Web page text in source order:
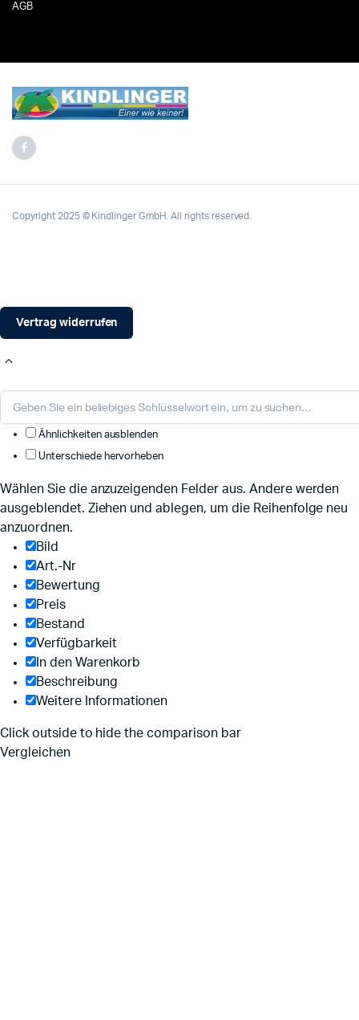
AGB
Copyright 2025 © Kindlinger GmbH. All rights reserved.
Vertrag widerrufen
Ähnlichkeiten ausblenden
Unterschiede hervorheben
Wählen Sie die anzuzeigenden Felder aus. Andere werden
ausgeblendet. Ziehen und ablegen, um die Reihenfolge neu
anzuordnen.
Bild
Art.-Nr
Bewertung
Preis
Bestand
Verfügbarkeit
In den Warenkorb
Beschreibung
Weitere Informationen
Click outside to hide the comparison bar
Vergleichen